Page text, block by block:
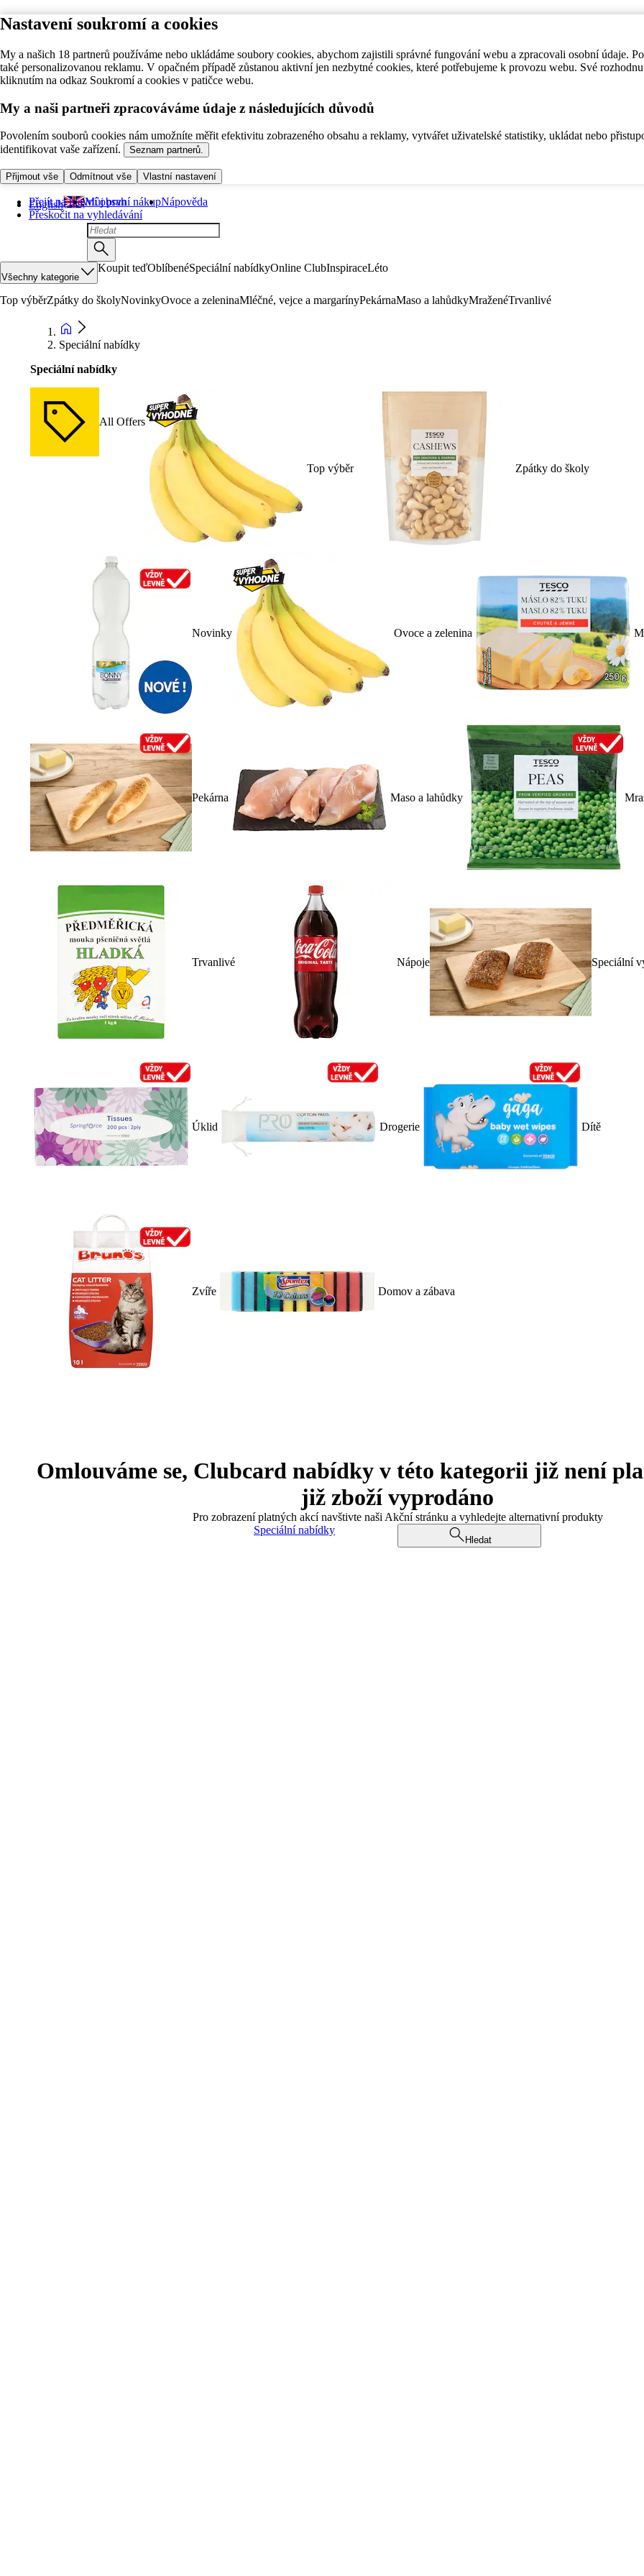
Nastavení soukromí a cookies
My a našich 18 partnerů používáme nebo ukládáme soubory cookies, abychom zajistili správné fungování webu a zpracovali osobní údaje.
také personalizovanou reklamu. V opačném případě zůstanou aktivní jen nezbytné cookies, které potřebujeme k provozu webu. Své
kliknutím na odkaz Soukromí a cookies v patičce webu.
My a naši partneři zpracováváme údaje z následujících důvodů
Povolením souborů cookies nám umožníte měřit efektivitu zobrazeného obsahu a reklamy, vytvářet uživatelské statistiky, ukládat nebo
identifikovat vaše zařízení.
Seznam partnerů.
Přijmout vše Odmítnout vše Vlastní nastavení
Přejít na hlavní obsah
Přeskočit na vyhledávání
English Můj první nákupNápověda
Všechny kategorie
Koupit teďOblíbenéSpeciální nabídkyOnline ClubInspiraceLéto
Top výběrZpátky do školyNovinkyOvoce a zeleninaMléčné, vejce a margarínyPekárnaMaso a lahůdkyMraženéTrvanlivé
Speciální nabídky
Speciální nabídky
All Offers
Top výběr Zpátky do školy
Novinky Ovoce a zelenina
Pekárna Maso a lahůdky
Trvanlivé Nápoje Speciální
Úklid Drogerie Dítě
Zvíře Domov a zábava
Omlouváme se, Clubcard nabídky v této kategorii již není
již zboží vyprodáno
Pro zobrazení platných akcí navštivte naši Akční stránku a vyhledejte alternativní produkty
Speciální nabídky
Hledat